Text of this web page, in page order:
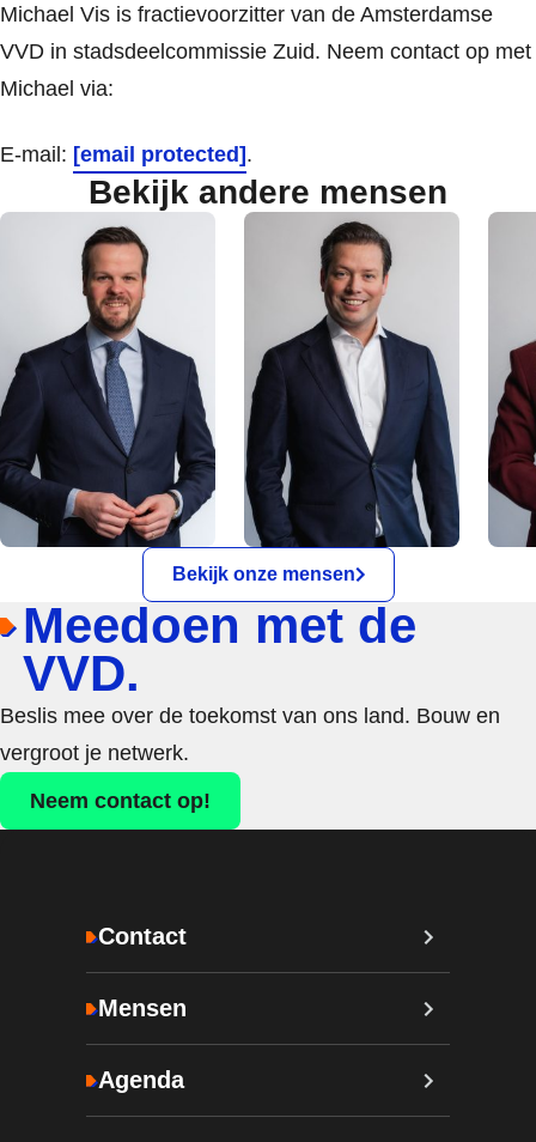
Michael Vis is fractievoorzitter van de Amsterdamse
VVD in stadsdeelcommissie Zuid. Neem contact op met
Michael via:
E-mail: [email protected].
Bekijk andere mensen
Bekijk onze mensen
Meedoen met de
VVD.
Beslis mee over de toekomst van ons land. Bouw en
vergroot je netwerk.
Neem contact op!
Contact
Mensen
Agenda